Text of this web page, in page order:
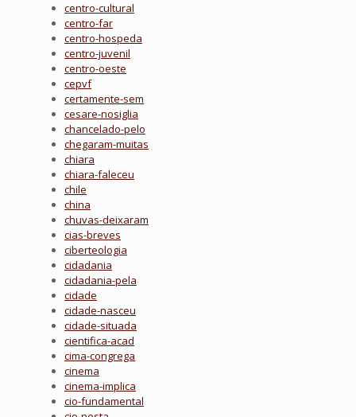
centro-cultural
centro-far
centro-hospeda
centro-juvenil
centro-oeste
cepvf
certamente-sem
cesare-nosiglia
chancelado-pelo
chegaram-muitas
chiara
chiara-faleceu
chile
china
chuvas-deixaram
cias-breves
ciberteologia
cidadania
cidadania-pela
cidade
cidade-nasceu
cidade-situada
cientifica-acad
cima-congrega
cinema
cinema-implica
cio-fundamental